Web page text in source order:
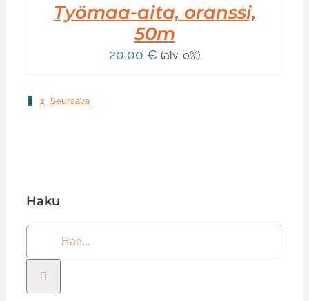
Työmaa-aita, oranssi,
50m
20,00 € (alv. 0%)
1 2 Seuraava
Haku
...